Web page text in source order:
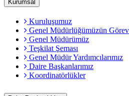
Kurumsal
Kuruluşumuz
Genel Müdürlüğümüzün
Genel Müdürümüz
Teşkilat Şeması
Genel Müdür Yardımcılarımız
Daire Başkanlarımız
Koordinatörlükler